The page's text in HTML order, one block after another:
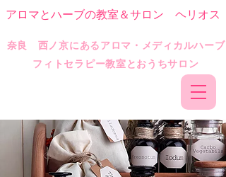
​奈良 西ノ京にあるアロマ・メディカルハーブ
フィトセラピー教室とおうちサロン
アロマとハーブの教室＆サロン ヘリオス